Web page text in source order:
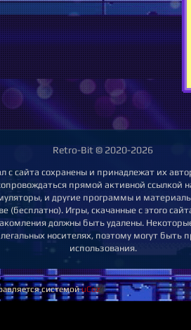
Retro-Bit © 2020-2026
с сайта сохранены и принадлежат их
прямой активной ссылкой
и другие программы и
(бесплатно). Игры, скачанные с этого
должны быть удалены.
носителях, поэтому могут быть
использования.
системойuCoz